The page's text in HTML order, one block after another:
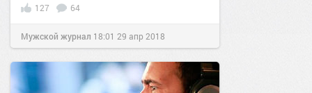
127 64
Мужской журнал 18:01 29 апр 2018